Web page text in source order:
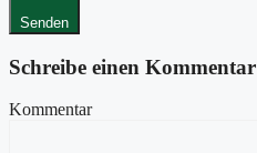
Senden
Schreibe einen Kommentar
Kommentar